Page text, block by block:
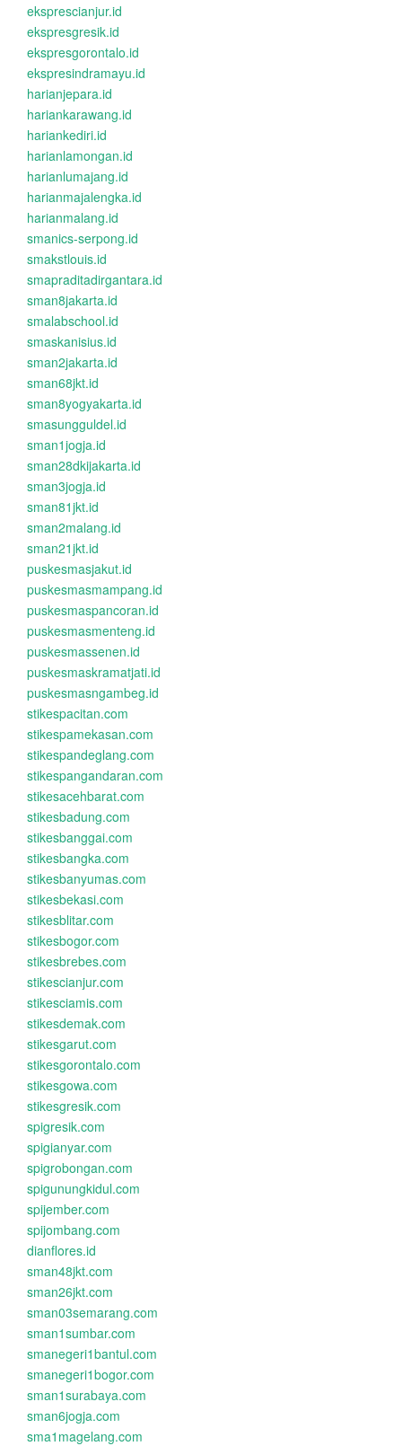
eksprescianjur.id
ekspresgresik.id
ekspresgorontalo.id
ekspresindramayu.id
harianjepara.id
hariankarawang.id
hariankediri.id
harianlamongan.id
harianlumajang.id
harianmajalengka.id
harianmalang.id
smanics-serpong.id
smakstlouis.id
smapraditadirgantara.id
sman8jakarta.id
smalabschool.id
smaskanisius.id
sman2jakarta.id
sman68jkt.id
sman8yogyakarta.id
smasungguldel.id
sman1jogja.id
sman28dkijakarta.id
sman3jogja.id
sman81jkt.id
sman2malang.id
sman21jkt.id
puskesmasjakut.id
puskesmasmampang.id
puskesmaspancoran.id
puskesmasmenteng.id
puskesmassenen.id
puskesmaskramatjati.id
puskesmasngambeg.id
stikespacitan.com
stikespamekasan.com
stikespandeglang.com
stikespangandaran.com
stikesacehbarat.com
stikesbadung.com
stikesbanggai.com
stikesbangka.com
stikesbanyumas.com
stikesbekasi.com
stikesblitar.com
stikesbogor.com
stikesbrebes.com
stikescianjur.com
stikesciamis.com
stikesdemak.com
stikesgarut.com
stikesgorontalo.com
stikesgowa.com
stikesgresik.com
spigresik.com
spigianyar.com
spigrobongan.com
spigunungkidul.com
spijember.com
spijombang.com
dianflores.id
sman48jkt.com
sman26jkt.com
sman03semarang.com
sman1sumbar.com
smanegeri1bantul.com
smanegeri1bogor.com
sman1surabaya.com
sman6jogja.com
sma1magelang.com